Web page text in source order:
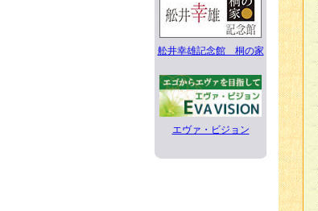
舩井幸雄記念館 桐の家
エヴァ・ビジョン